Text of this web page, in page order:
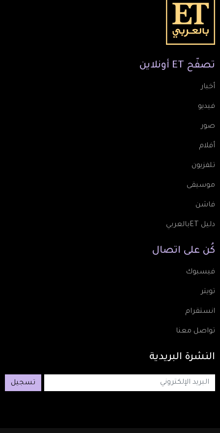
تصفّح ET أونلاين
أخبار
فيديو
صور
أفلام
تلفزيون
موسيقى
فاشن
دليل ETبالعربي
كُن على اتصال
فيسبوك
تويتر
انستقرام
تواصل معنا
النشرة البريدية
تسجيل